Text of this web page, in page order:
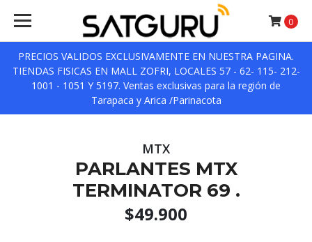
PRECIOS VALIDOS EXCLUSIVAMENTE EN NUESTRA PAGINA.
TIENDAS FISICAS EN MALL ZOFRI, LOCALES 57 - 62- 115- 212-
1001 - 1051 Y 5197. Ventas exclusivas para la región de
Tarapaca y Arica /Parinacota
0
MTX
PARLANTES MTX
TERMINATOR 69 .
$49.900